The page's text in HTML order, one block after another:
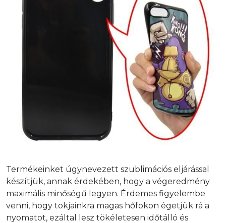
Termékeinket úgynevezett szublimációs eljárással
készítjük, annak érdekében, hogy a végeredmény
maximális minőségű legyen. Érdemes figyelembe
venni, hogy tokjainkra magas hőfokon égetjük rá a
nyomatot, ezáltal lesz tökéletesen időtálló és